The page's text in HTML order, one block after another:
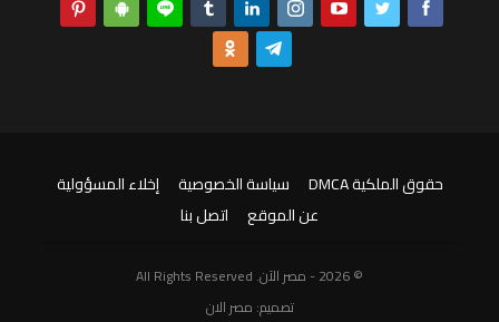
حقوق الملكية DMCA سياسة الخصوصية
إخلاء المسؤولية
عن الموقع
اتصل بنا
© 2026 - مصر الآن. All Rights Reserved
تصميم: مصر الان